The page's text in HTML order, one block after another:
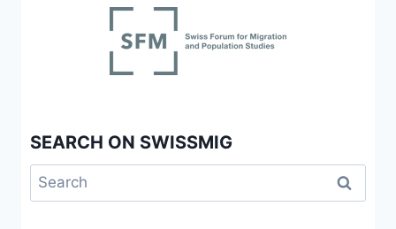
SEARCH ON SWISSMIG
Search
for: